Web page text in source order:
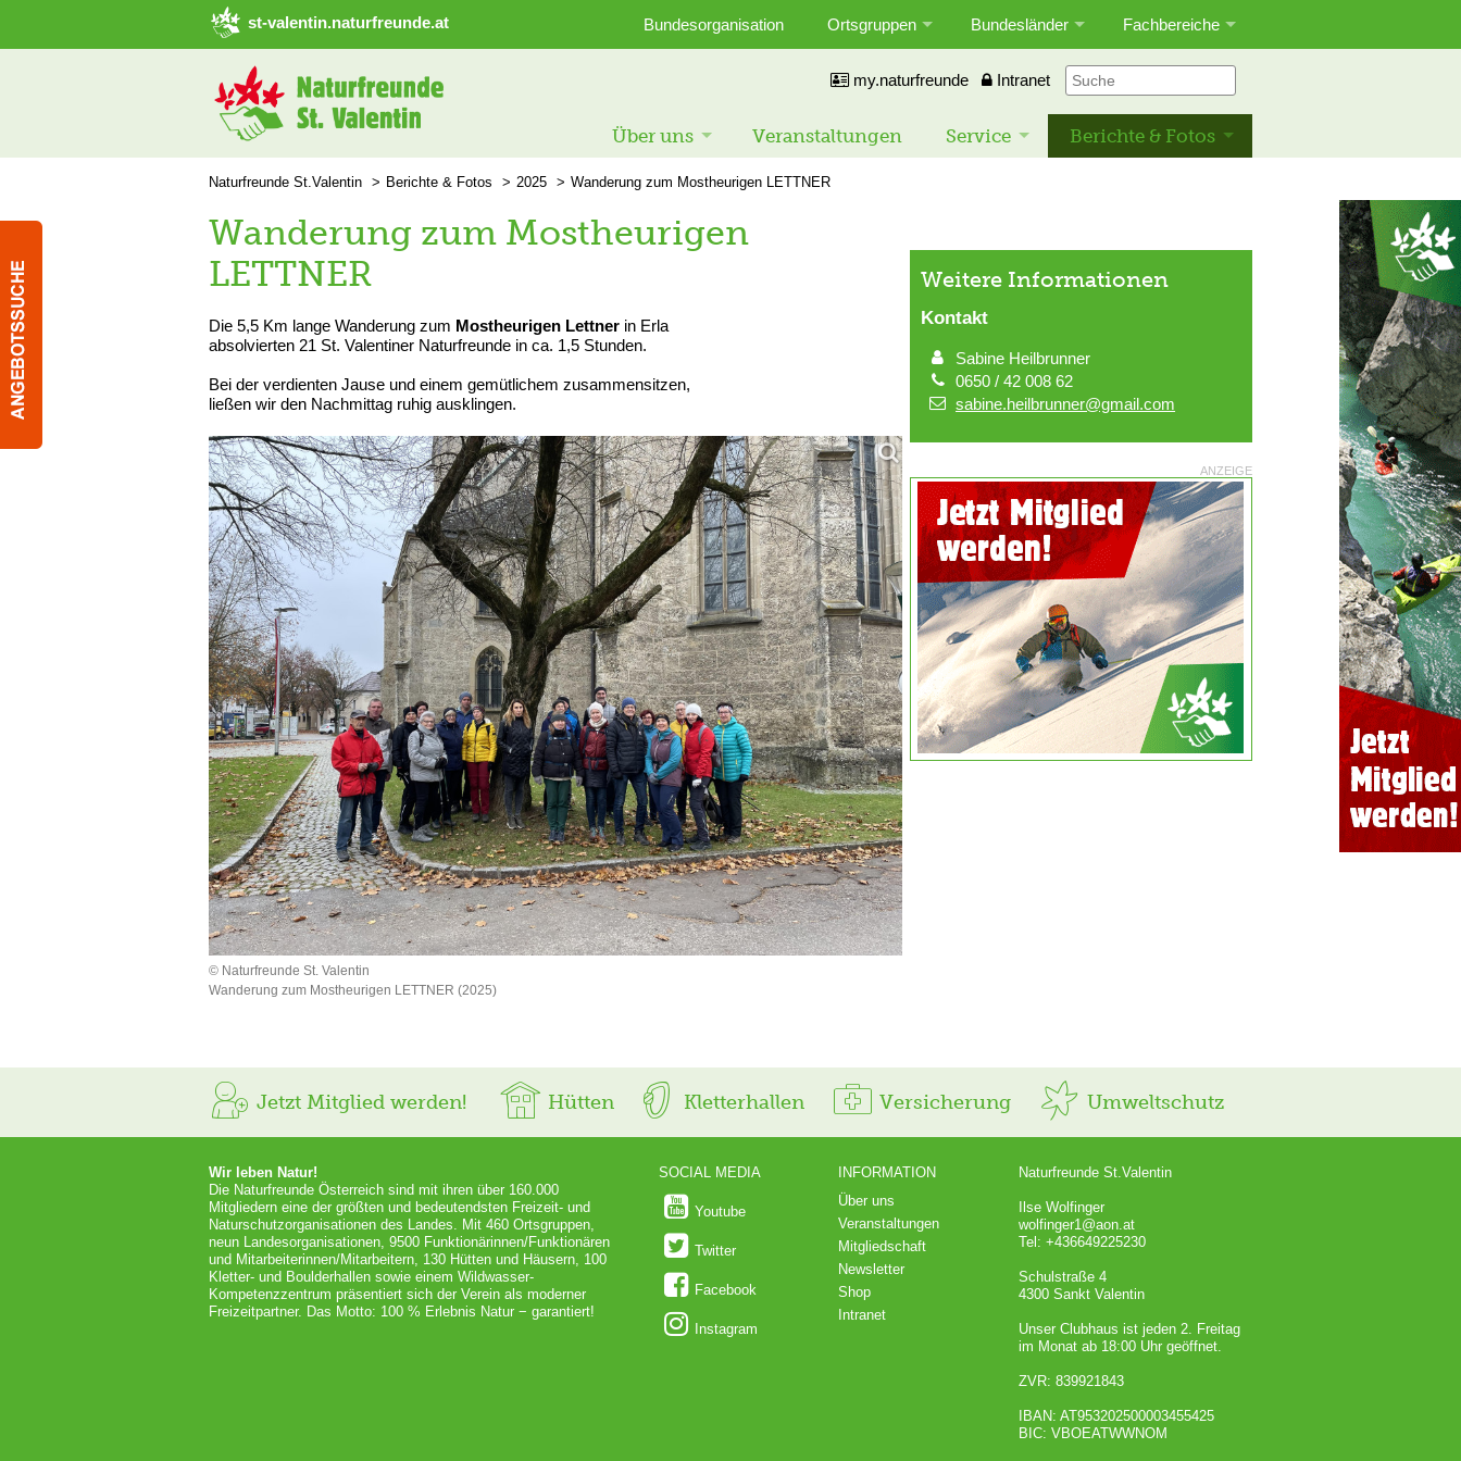
➜ Hauptregion der Seite anspringen
st-valentin.naturfreunde.at Bundesorganisation Ortsgruppen Bundesländer Fachbereiche
my.naturfreunde Intranet
Über uns Veranstaltungen Service Berichte & Fotos
Naturfreunde St.Valentin Berichte & Fotos 2025 Wanderung zum Mostheurigen LETTNER
Wanderung zum Mostheurigen
LETTNER
Die 5,5 Km lange Wanderung zum Mostheurigen Lettner in Erla
absolvierten 21 St. Valentiner Naturfreunde in ca. 1,5 Stunden.
Bei der verdienten Jause und einem gemütlichem zusammensitzen,
ließen wir den Nachmittag ruhig ausklingen.
© Naturfreunde St. Valentin
Wanderung zum Mostheurigen LETTNER (2025)
Weitere Informationen
Kontakt
Sabine Heilbrunner
0650 / 42 008 62
sabine.heilbrunner@gmail.com
ANZEIGE
Jetzt Mitglied werden! Hütten Kletterhallen Versicherung Umweltschutz
Wir leben Natur!
Die Naturfreunde Österreich sind mit ihren über 160.000
Mitgliedern eine der größten und bedeutendsten Freizeit- und
Naturschutzorganisationen des Landes. Mit 460 Ortsgruppen,
neun Landesorganisationen, 9500 Funktionärinnen/Funktionären
und Mitarbeiterinnen/Mitarbeitern, 130 Hütten und Häusern, 100
Kletter- und Boulderhallen sowie einem Wildwasser-
Kompetenzzentrum präsentiert sich der Verein als moderner
Freizeitpartner. Das Motto: 100 % Erlebnis Natur − garantiert!
SOCIAL MEDIA
Youtube
Twitter
Facebook
Instagram
INFORMATION
Über uns
Veranstaltungen
Mitgliedschaft
Newsletter
Shop
Intranet
Naturfreunde St.Valentin
Ilse Wolfinger
wolfinger1@aon.at
Tel: +436649225230
Schulstraße 4
4300 Sankt Valentin
Unser Clubhaus ist jeden 2. Freitag
im Monat ab 18:00 Uhr geöffnet.
ZVR: 839921843
IBAN: AT953202500003455425
BIC: VBOEATWWNOM